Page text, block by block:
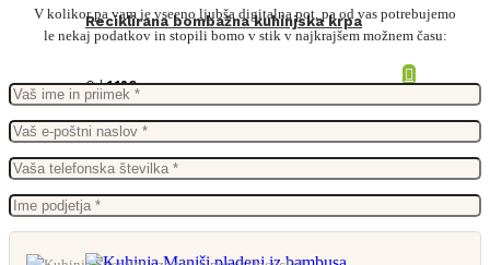
Reciklirana bombažna kuhinjska krpa
Od1,12€
V kolikor pa vam je vseeno ljubša digitalna pot, pa od vas potrebujemo
le nekaj podatkov in stopili bomo v stik v najkrajšem možnem času: